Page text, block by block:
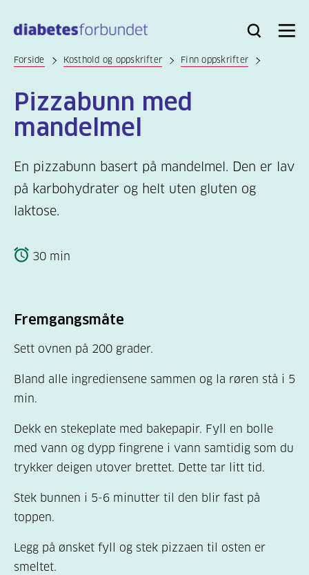
hovedinnhold
Bli
Logg
Søk Meny
Forside Kosthold og oppskrifter Finn oppskrifter
Pizzabunn med
mandelmel
En pizzabunn basert på mandelmel. Den er lav
på karbohydrater og helt uten gluten og
laktose.
30 min
Fremgangsmåte
Sett ovnen på 200 grader.
Bland alle ingrediensene sammen og la røren stå i 5
min.
Dekk en stekeplate med bakepapir. Fyll en bolle
med vann og dypp fingrene i vann samtidig som du
trykker deigen utover brettet. Dette tar litt tid.
Stek bunnen i 5-6 minutter til den blir fast på
toppen.
Legg på ønsket fyll og stek pizzaen til osten er
smeltet.